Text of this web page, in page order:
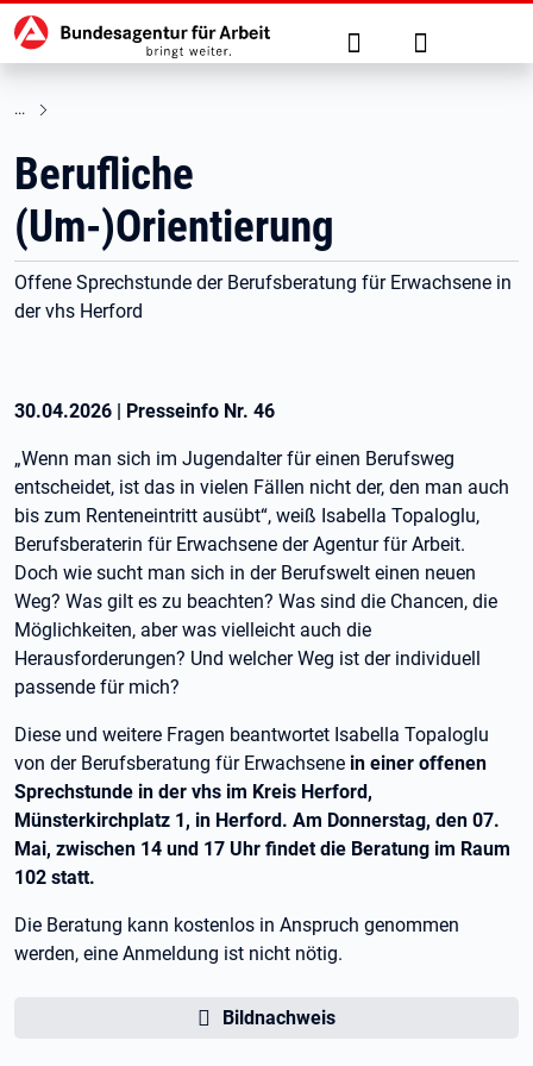
zu den Hauptinhalten springen
Hauptnavigation Suche Anmelden
Berufliche
(Um-)Orientierung
Offene Sprechstunde der Berufsberatung für Erwachsene in
der vhs Herford
30.04.2026 | Presseinfo Nr. 46
„Wenn man sich im Jugendalter für einen Berufsweg
entscheidet, ist das in vielen Fällen nicht der, den man auch
bis zum Renteneintritt ausübt“, weiß Isabella Topaloglu,
Berufsberaterin für Erwachsene der Agentur für Arbeit.
Doch wie sucht man sich in der Berufswelt einen neuen
Weg? Was gilt es zu beachten? Was sind die Chancen, die
Möglichkeiten, aber was vielleicht auch die
Herausforderungen? Und welcher Weg ist der individuell
passende für mich?
Diese und weitere Fragen beantwortet Isabella Topaloglu
von der Berufsberatung für Erwachsene in einer offenen
Sprechstunde in der vhs im Kreis Herford,
Münsterkirchplatz 1, in Herford. Am Donnerstag, den 07.
Mai, zwischen 14 und 17 Uhr findet die Beratung im Raum
102 statt.
Die Beratung kann kostenlos in Anspruch genommen
werden, eine Anmeldung ist nicht nötig.
Bildnachweis